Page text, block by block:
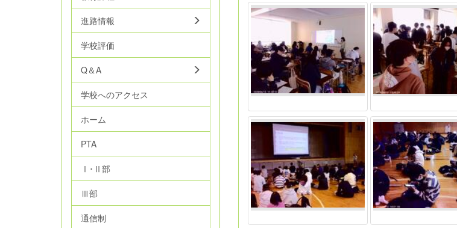
進路情報
学校評価
Q＆A
学校へのアクセス
ホーム
PTA
Ⅰ･Ⅱ部
Ⅲ部
通信制